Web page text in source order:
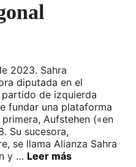
2023. Sahra
diputada en el
de izquierda
fundar una plataforma
Aufstehen («en
Su sucesora,
se llama Alianza Sahra
y … Leer más